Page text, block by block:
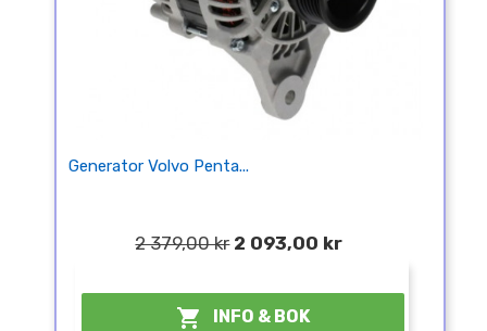
Generator Volvo Penta...
2 379,00 kr 2 093,00 kr
 INFO & BOK